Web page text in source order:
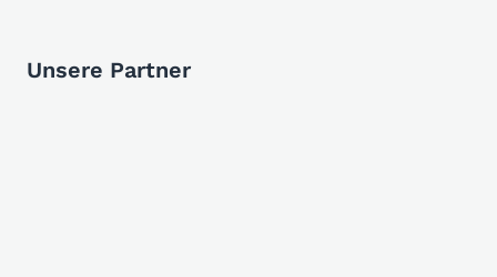
Unsere Partner